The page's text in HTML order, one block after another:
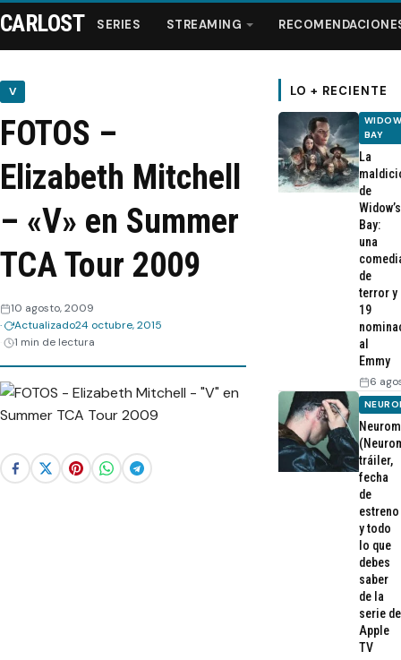
Series
Streaming
Recomendaciones
Webisodios
CARLOST SERIES STREAMING
V
FOTOS –
Elizabeth Mitchell
– «V» en Summer
TCA Tour 2009
10 agosto, 2009
Actualizado24 octubre, 2015
1 min de lectura
LO + RECIENTE
BAY
La
de
Widow’s
Bay:
una
de
terror y
19
al
Emmy
6
tráiler,
fecha
de
estreno
y todo
lo que
debes
saber
de la
serie de
Apple
TV